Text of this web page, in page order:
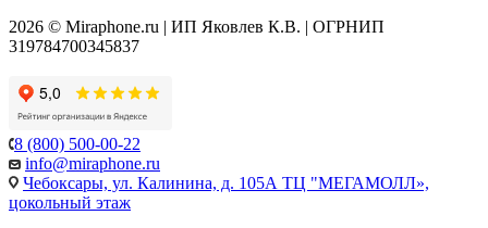
2026 © Miraphone.ru | ИП Яковлев К.В. | ОГРНИП
319784700345837
8 (800) 500-00-22
info@miraphone.ru
Чебоксары, ул. Калинина, д. 105А ТЦ "МЕГАМОЛЛ»,
цокольный этаж